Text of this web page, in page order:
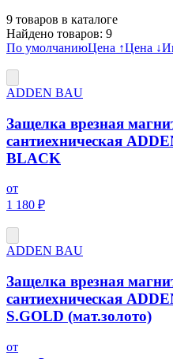
9 товаров в каталоге
Найдено товаров: 9
По умолчаниюЦена ↑Цена ↓
ADDEN BAU
Защелка врезная
сантиехническая
BLACK
от
1 180 ₽
ADDEN BAU
Защелка врезная
сантиехническая
S.GOLD (мат.золото)
от